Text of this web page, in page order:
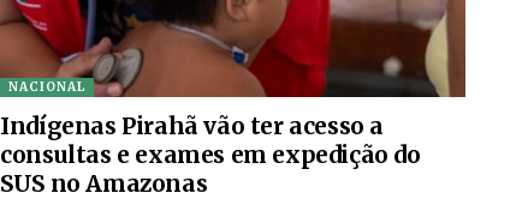
NACIONAL
Indígenas Pirahã vão ter acesso a
consultas e exames em expedição do
SUS no Amazonas